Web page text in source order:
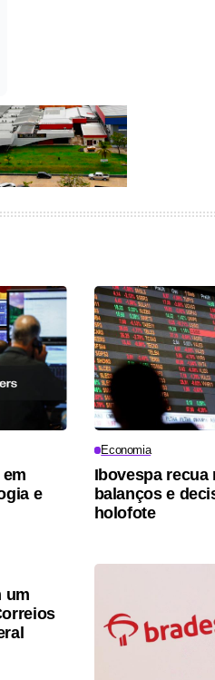
e
Economia
Ibovespa recua
balanços e
holofote
um